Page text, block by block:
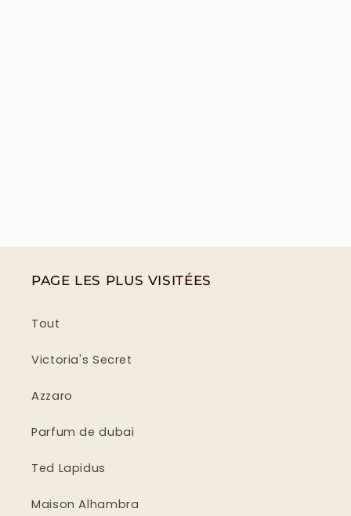
PAGE LES PLUS VISITÉES
Tout
Victoria's Secret
Azzaro
Parfum de dubai
Ted Lapidus
Maison Alhambra